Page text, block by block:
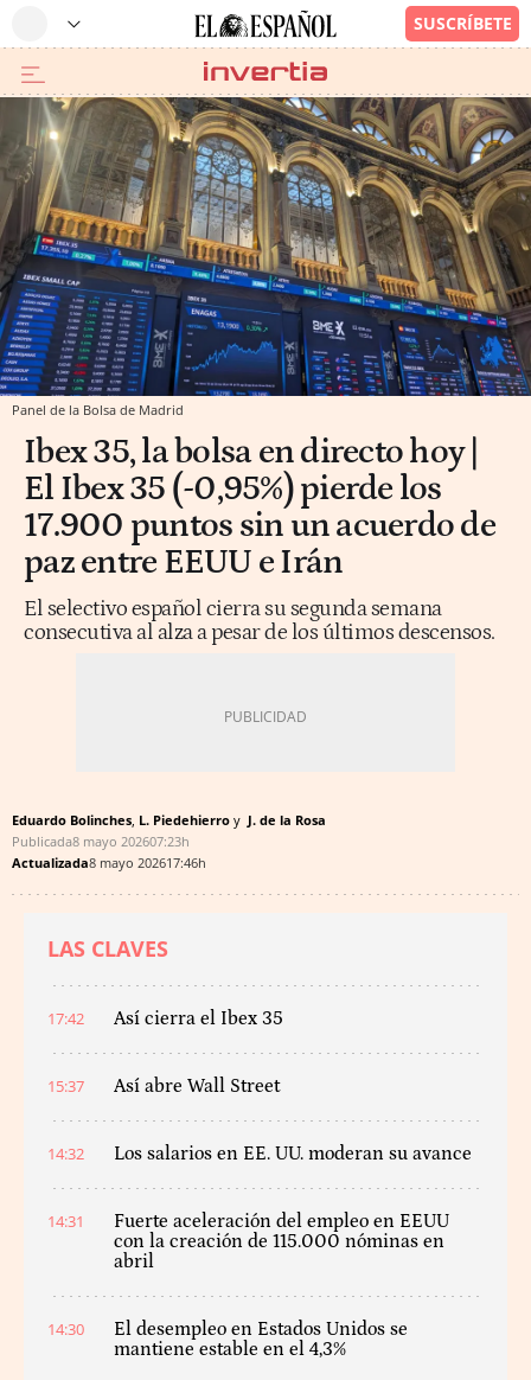
Panel de la Bolsa de Madrid
Ibex 35, la bolsa en directo hoy |
El Ibex 35 (-0,95%) pierde los
17.900 puntos sin un acuerdo de
paz entre EEUU e Irán
El selectivo español cierra su segunda semana
consecutiva al alza a pesar de los últimos descensos.
Eduardo Bolinches L. Piedehierro
J. de la Rosa
Publicada8 mayo 202607:23h
Actualizada8 mayo 202617:46h
LAS CLAVES
17:42 Así cierra el Ibex 35
15:37 Así abre Wall Street
14:32 Los salarios en EE. UU. moderan su avance
14:31
Fuerte aceleración del empleo en EEUU
con la creación de 115.000 nóminas en
abril
14:30
El desempleo en Estados Unidos se
mantiene estable en el 4,3%